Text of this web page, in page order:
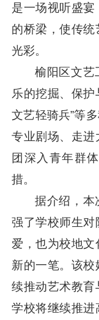
是一场视听盛
的桥梁，使传
光彩。
榆阳区文艺
乐的挖掘、保护
文艺轻骑兵”等
专业剧场、走
团深入青年群
措。
据介绍，本
强了学校师生对
爱，也为校地
新的一笔。该
续推动艺术教育
学校将继续推进